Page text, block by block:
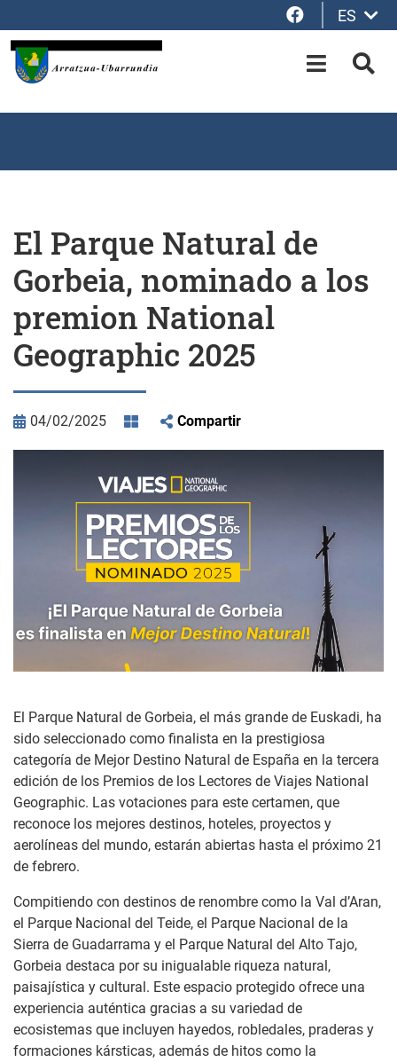
Facebook
ES
OPEN-
El Parque Natural de
Gorbeia, nominado a los
premion National
Geographic 2025
04/02/2025 Compartir
El Parque Natural de Gorbeia, el más grande de Euskadi, ha
sido seleccionado como finalista en la prestigiosa
categoría de Mejor Destino Natural de España en la tercera
edición de los Premios de los Lectores de Viajes National
Geographic. Las votaciones para este certamen, que
reconoce los mejores destinos, hoteles, proyectos y
aerolíneas del mundo, estarán abiertas hasta el próximo 21
de febrero.
Compitiendo con destinos de renombre como la Val d’Aran,
el Parque Nacional del Teide, el Parque Nacional de la
Sierra de Guadarrama y el Parque Natural del Alto Tajo,
Gorbeia destaca por su inigualable riqueza natural,
paisajística y cultural. Este espacio protegido ofrece una
experiencia auténtica gracias a su variedad de
ecosistemas que incluyen hayedos, robledales, praderas y
formaciones kársticas, además de hitos como la